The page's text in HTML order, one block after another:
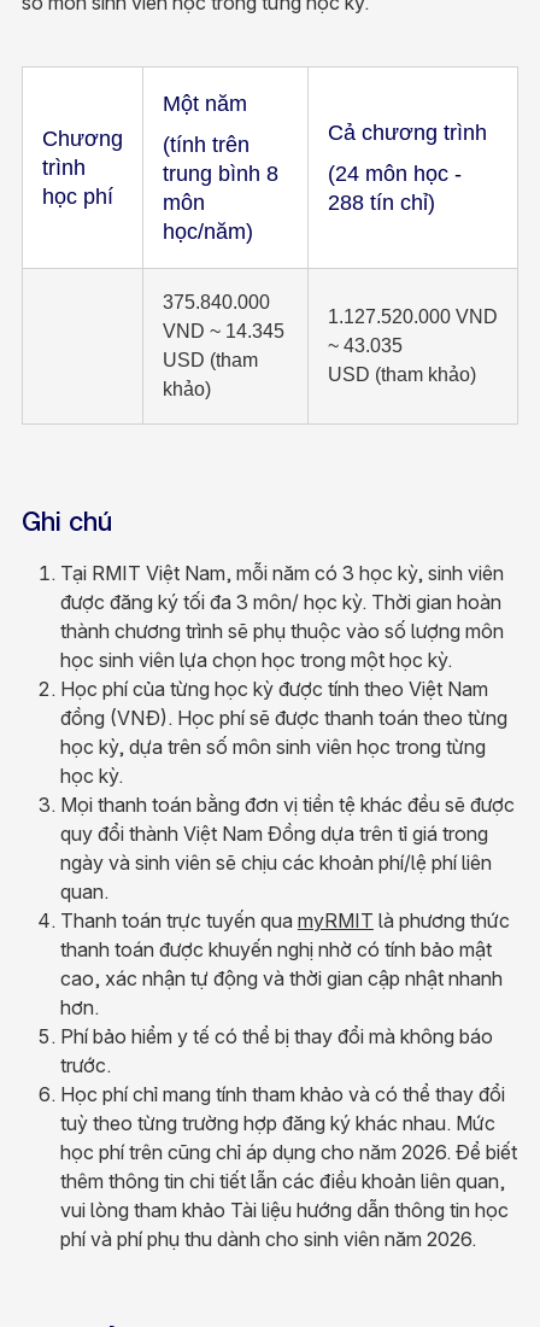
Chương
trình
học phí
Một năm
(tính trên
trung bình 8
môn
học/năm)
Cả chương trình
(24 môn học -
288 tín chỉ)
375.840.000
VND ~ 14.345
USD (tham
khảo)
1.127.520.000 VND
~ 43.035
USD (tham khảo)
Ghi chú
Tại RMIT Việt Nam, mỗi năm có 3 học kỳ, sinh viên
được đăng ký tối đa 3 môn/ học kỳ. Thời gian hoàn
thành chương trình sẽ phụ thuộc vào số lượng môn
học sinh viên lựa chọn học trong một học kỳ.
Học phí của từng học kỳ được tính theo Việt Nam
đồng (VNĐ). Học phí sẽ được thanh toán theo từng
học kỳ, dựa trên số môn sinh viên học trong từng
học kỳ.
Mọi thanh toán bằng đơn vị tiền tệ khác đều sẽ được
quy đổi thành Việt Nam Đồng dựa trên tỉ giá trong
ngày và sinh viên sẽ chịu các khoản phí/lệ phí liên
quan.
Thanh toán trực tuyến qua myRMIT là phương thức
thanh toán được khuyến nghị nhờ có tính bảo mật
cao, xác nhận tự động và thời gian cập nhật nhanh
hơn.
Phí bảo hiểm y tế có thể bị thay đổi mà không báo
trước.
Học phí chỉ mang tính tham khảo và có thể thay đổi
tuỳ theo từng trường hợp đăng ký khác nhau. Mức
học phí trên cũng chỉ áp dụng cho năm 2026. Để biết
thêm thông tin chi tiết lẫn các điều khoản liên quan,
vui lòng tham khảo Tài liệu hướng dẫn thông tin học
phí và phí phụ thu dành cho sinh viên năm 2026.